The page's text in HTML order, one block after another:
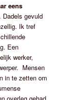
eens
Dadels gevuld
Ik tref
Een
werker,
Mensen
in te zetten om